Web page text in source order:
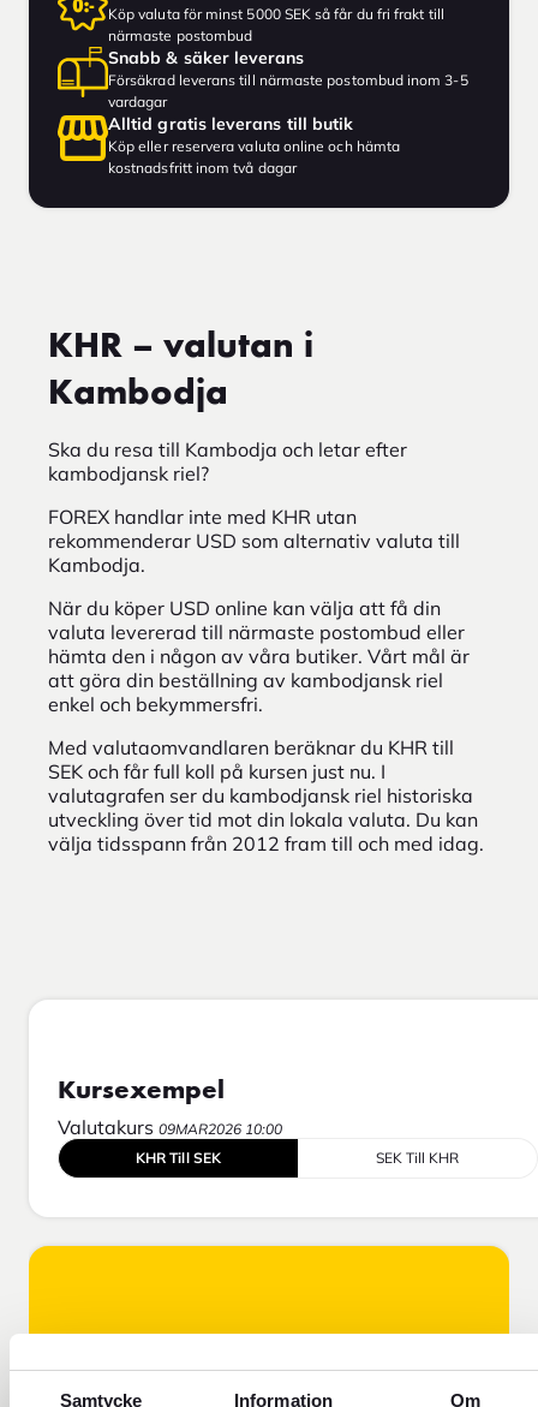
Samtycke Information Om
Köp valuta för minst 5000 SEK så får du fri frakt till
närmaste postombud
Snabb & säker leverans
Försäkrad leverans till närmaste postombud inom 3-5
vardagar
Alltid gratis leverans till butik
Köp eller reservera valuta online och hämta
kostnadsfritt inom två dagar
KHR – valutan i
Kambodja
Ska du resa till Kambodja och letar efter
kambodjansk riel?
FOREX handlar inte med KHR utan
rekommenderar USD som alternativ valuta till
Kambodja.
När du köper USD online kan välja att få din
valuta levererad till närmaste postombud eller
hämta den i någon av våra butiker. Vårt mål är
att göra din beställning av kambodjansk riel
enkel och bekymmersfri.
Med valutaomvandlaren beräknar du KHR till
SEK och får full koll på kursen just nu. I
valutagrafen ser du kambodjansk riel historiska
utveckling över tid mot din lokala valuta. Du kan
välja tidsspann från 2012 fram till och med idag.
Kursexempel
Valutakurs 09MAR2026 10:00
KHR Till SEK
SEK Till KHR